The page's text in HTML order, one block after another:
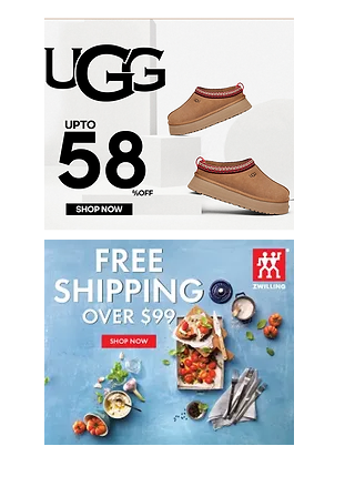
道美食、全新電影專區、
兒童遊樂區及世港盃賽
事 六大亮點登場